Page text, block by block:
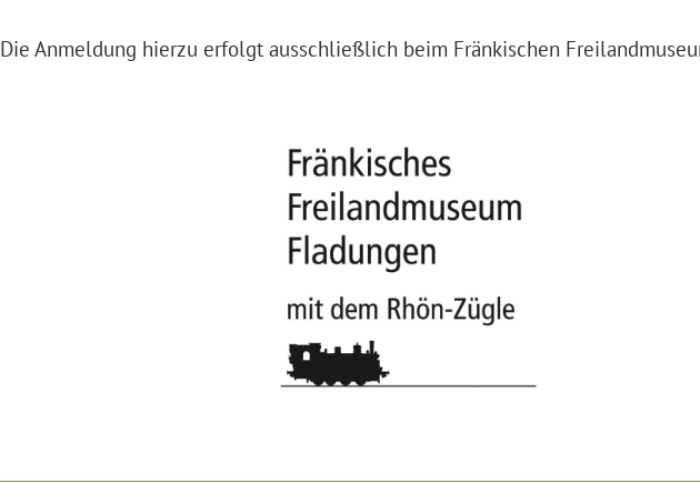
Die Anmeldung hierzu erfolgt ausschließlich beim Fränkischen